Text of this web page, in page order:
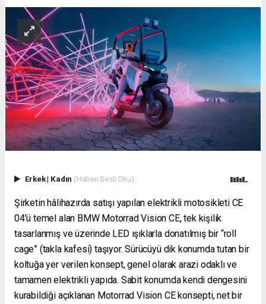
Erkek| Kadın (Haberi Sesli Oku)
Şirketin hâlihazırda satışı yapılan elektrikli motosikleti CE
04’ü temel alan BMW Motorrad Vision CE, tek kişilik
tasarlanmış ve üzerinde LED ışıklarla donatılmış bir “roll
cage” (takla kafesi) taşıyor. Sürücüyü dik konumda tutan bir
koltuğa yer verilen konsept, genel olarak arazi odaklı ve
tamamen elektrikli yapıda. Sabit konumda kendi dengesini
kurabildiği açıklanan Motorrad Vision CE konsepti, net bir